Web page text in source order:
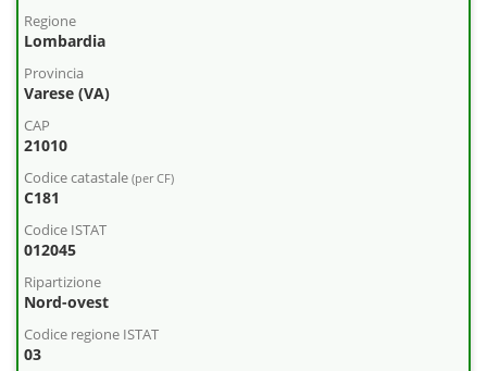
Regione
Lombardia
Provincia
Varese (VA)
CAP
21010
Codice catastale (per CF)
C181
Codice ISTAT
012045
Ripartizione
Nord-ovest
Codice regione ISTAT
03